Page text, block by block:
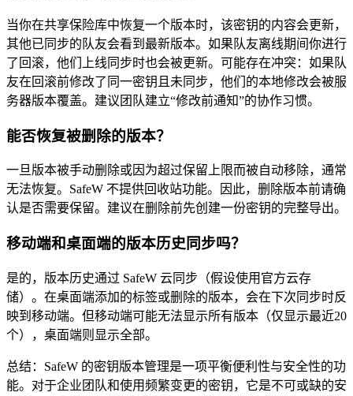
当你在共享保险库中恢复一个版本时，该密钥的内容会更新，
其他已同步的队友会看到最新版本。如果队友离线期间你进行
了回滚，他们上线同步时也会被更新。可能存在冲突：如果队
友在回滚前修改了同一密钥且未同步，他们的本地修改会被服
务器版本覆盖。建议团队建立“修改前通知”的协作习惯。
能否恢复被删除的版本？
一旦版本被手动删除或因为超过保留上限而被自动移除，通常
无法恢复。SafeW 不提供回收站功能。因此，删除版本前请确
认是否需要保留。建议在删除前先创建一份密钥的完整导出。
移动端和桌面端的版本历史同步吗？
是的，版本历史通过 SafeW 云同步（假设使用官方云存
储）。在桌面端添加的标签或删除的版本，会在下次同步时反
映到移动端。但移动端可能无法显示所有版本（仅显示最近20
个），桌面端则显示全部。
总结：SafeW 的密钥版本管理是一项平衡便利性与安全性的功
能。对于企业团队和使用频繁变更的密钥，它是不可或缺的安